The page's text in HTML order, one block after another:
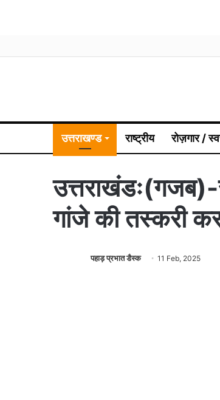
उत्तराखण्ड राष्ट्रीय रोज़गार /
गांजे की तस्करी
पहाड़ प्रभात डैस्क 11 Feb, 2025